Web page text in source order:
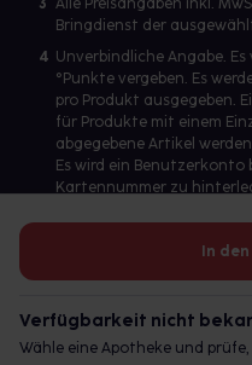
In
Verfügbarkeit nicht
Wähle eine Apotheke und
3 Alle Preisangaben inkl.
Bringdienst der
4 Unverbindliche Angabe. Es
°Punkte vergeben. Es
pro Produkt ausgegeben.
für Produkte mit einem
abgegebene Artikel werden
Es wird ein Benutzerkonto
Kartennummer zu
Betreiber des Portals und
© 2026 gesund.de GmbH & Co.